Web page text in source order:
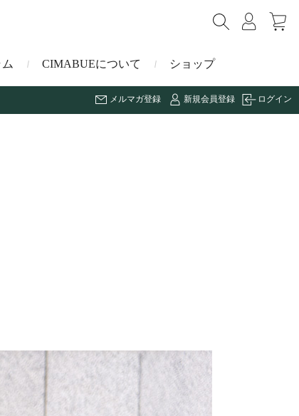
ショルダーバッグ
ミニ財布マルゴー
CIMABUEについて ショップ
メルマガ登録 新規会員登録 ログイン